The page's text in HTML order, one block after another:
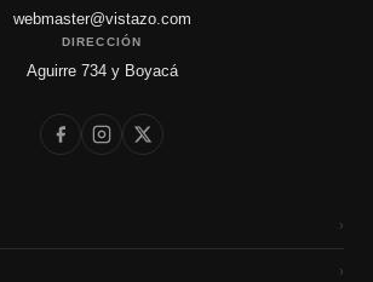
webmaster@vistazo.com
DIRECCIÓN
Aguirre 734 y Boyacá
›
›